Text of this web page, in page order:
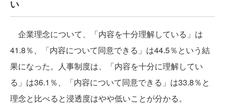
い
企業理念について、「内容を十分理解している」は
41.8％、「内容について同意できる」は44.5％という結
果になった。人事制度は、「内容を十分に理解してい
る」は36.1％、「内容について同意できる」は33.8％と
理念と比べると浸透度はやや低いことが分かる。